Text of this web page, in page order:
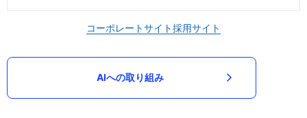
コーポレートサイト採用サイト
AIへの取り組み